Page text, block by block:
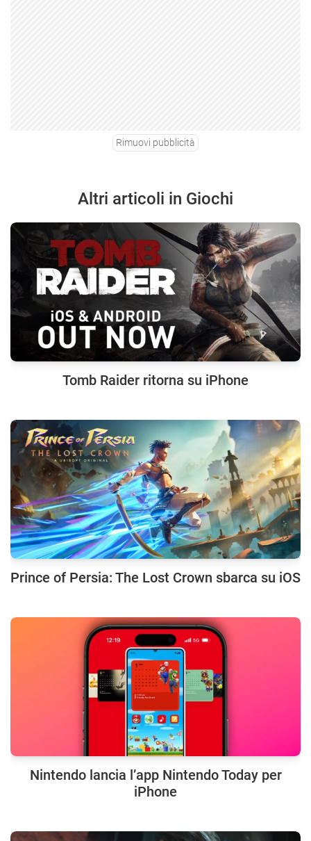
Rimuovi pubblicità
Altri articoli in Giochi
Tomb Raider ritorna su iPhone
Prince of Persia: The Lost Crown sbarca su iOS
Nintendo lancia l’app Nintendo Today per
iPhone